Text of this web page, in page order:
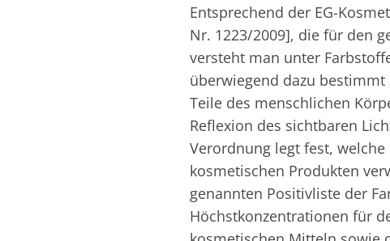
Entsprechend der EG-
Nr. 1223/2009], die für den
versteht man unter
überwiegend dazu
Teile des menschlichen
Reflexion des sichtbaren
Verordnung legt fest,
kosmetischen Produkten
genannten Positivliste der
Höchstkonzentrationen für